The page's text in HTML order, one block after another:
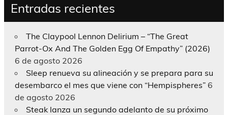
Entradas recientes
The Claypool Lennon Delirium – “The Great
Parrot-Ox And The Golden Egg Of Empathy” (2026)
6 de agosto 2026
Sleep renueva su alineación y se prepara para su
desembarco el mes que viene con “Hempispheres” 6
de agosto 2026
Steak lanza un segundo adelanto de su próximo